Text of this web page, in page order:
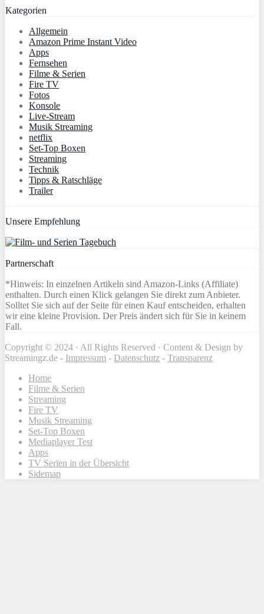
Kategorien
Allgemein
Amazon Prime Instant Video
Apps
Fernsehen
Filme & Serien
Fire TV
Fotos
Konsole
Live-Stream
Musik Streaming
netflix
Set-Top Boxen
Streaming
Technik
Tipps & Ratschläge
Trailer
Unsere Empfehlung
Partnerschaft
*Hinweis: In einzelnen Artikeln sind Amazon-Links (Affiliate)
enthalten. Durch einen Klick gelangen Sie direkt zum Anbieter.
Solltet Sie sich auf der Seite für einen Kauf entscheiden, erhalten
wir eine kleine Provision. Der Preis ändert sich für Sie in keinem
Fall.
Copyright © 2024 · All Rights Reserved · Content & Design by
Streamingz.de - Impressum - Datenschutz - Transparenz
Home
Filme & Serien
Streaming
Fire TV
Musik Streaming
Set-Top Boxen
Mediaplayer Test
Apps
TV Serien in der Übersicht
Sidemap